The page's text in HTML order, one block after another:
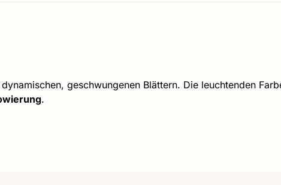
geschwungenen Blättern. Die leuchtenden
.